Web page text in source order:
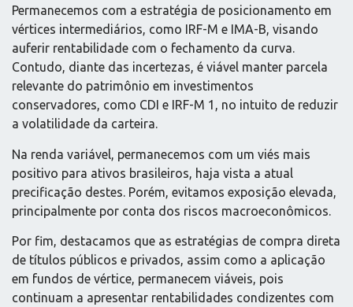
Permanecemos com a estratégia de posicionamento em
vértices intermediários, como IRF-M e IMA-B, visando
auferir rentabilidade com o fechamento da curva.
Contudo, diante das incertezas, é viável manter parcela
relevante do patrimônio em investimentos
conservadores, como CDI e IRF-M 1, no intuito de reduzir
a volatilidade da carteira.
Na renda variável, permanecemos com um viés mais
positivo para ativos brasileiros, haja vista a atual
precificação destes. Porém, evitamos exposição elevada,
principalmente por conta dos riscos macroeconômicos.
Por fim, destacamos que as estratégias de compra direta
de títulos públicos e privados, assim como a aplicação
em fundos de vértice, permanecem viáveis, pois
continuam a apresentar rentabilidades condizentes com